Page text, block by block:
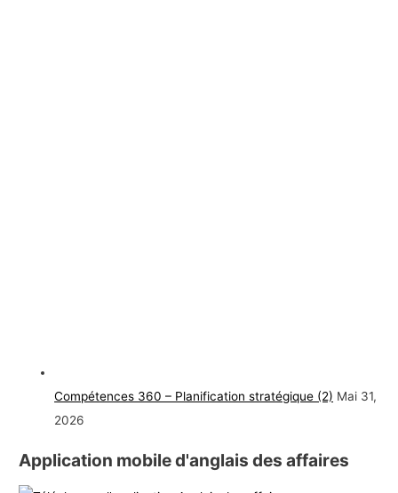
Compétences 360 – Planification stratégique (2) Mai 31,
2026
Application mobile d'anglais des affaires